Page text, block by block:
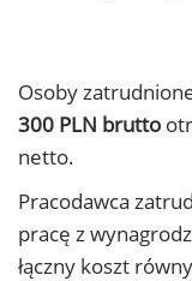
Osoby
300 PLN brutto
netto.
Pracodawca
pracę z
łączny koszt